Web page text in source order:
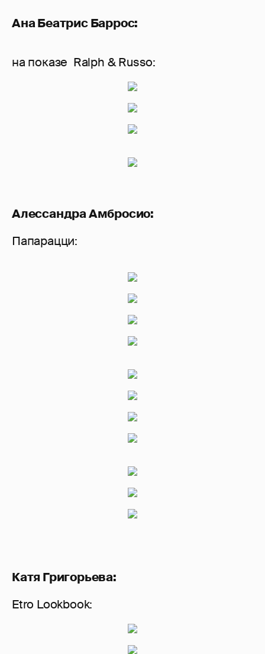
Ана Беатрис Баррос:
на показе Ralph & Russo:
Алессандра Амбросио:
Папарацци:
Катя Григорьева:
Etro Lookbook: